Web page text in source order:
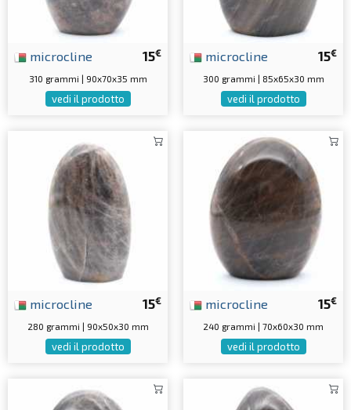
15€
microcline
310 grammi | 90x70x35 mm
vedi il prodotto
15€
microcline
300 grammi | 85x65x30 mm
vedi il prodotto
15€
microcline
280 grammi | 90x50x30 mm
vedi il prodotto
15€
microcline
240 grammi | 70x60x30 mm
vedi il prodotto